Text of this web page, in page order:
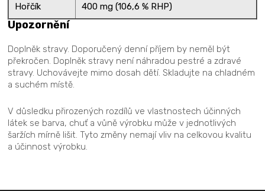
Hořčík 400 mg (106,6 % RHP)
Upozornění
Doplněk stravy. Doporučený denní příjem by neměl být
překročen. Doplněk stravy není náhradou pestré a zdravé
stravy. Uchovávejte mimo dosah dětí. Skladujte na chladném
a suchém místě.
V důsledku přirozených rozdílů ve vlastnostech účinných
látek se barva, chuť a vůně výrobku může v jednotlivých
šaržích mírně lišit. Tyto změny nemají vliv na celkovou kvalitu
a účinnost výrobku.